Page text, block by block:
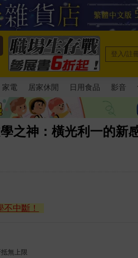
登入/註
家電 居家休閒 日用食品 影音
之神：橫光利一的新
中斷！
無上限